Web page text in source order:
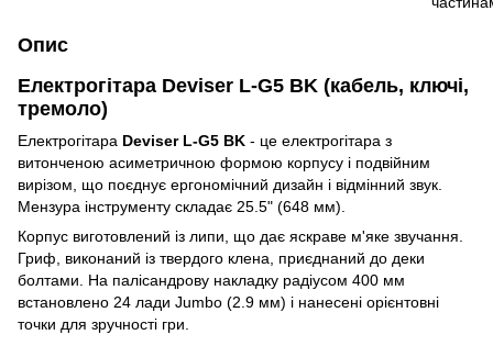
Опис
Електрогітара Deviser L-G5 BK (кабель, ключі,
тремоло)
Електрогітара Deviser L-G5 BK - це електрогітара з
витонченою асиметричною формою корпусу і подвійним
вирізом, що поєднує ергономічний дизайн і відмінний звук.
Мензура інструменту складає 25.5" (648 мм).
Корпус виготовлений із липи, що дає яскраве м'яке звучання.
Гриф, виконаний із твердого клена, приєднаний до деки
болтами. На палісандрову накладку радіусом 400 мм
встановлено 24 лади Jumbo (2.9 мм) і нанесені орієнтовні
точки для зручності гри.